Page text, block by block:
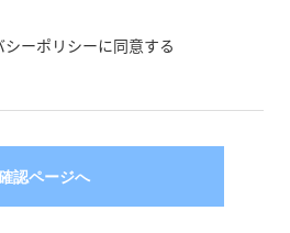
シーポリシーに同意する